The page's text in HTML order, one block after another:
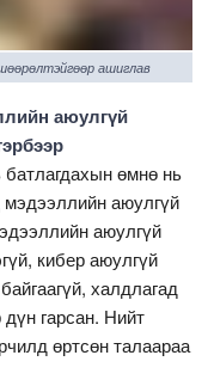
ашиглав
аюулгүй
өмнө нь
аюулгүй
аюулгүй
кибер аюулгүй
халдлагад
дүн гарсан. Нийт
өртсөн талаараа